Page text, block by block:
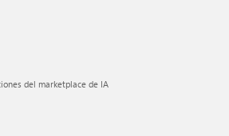
del marketplace de IA